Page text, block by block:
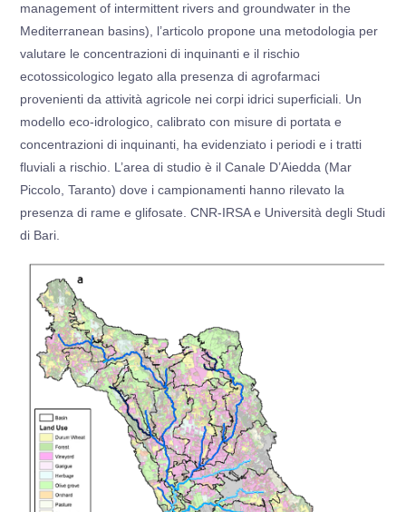
management of intermittent rivers and groundwater in the
Mediterranean basins), l’articolo propone una metodologia per
valutare le concentrazioni di inquinanti e il rischio
ecotossicologico legato alla presenza di agrofarmaci
provenienti da attività agricole nei corpi idrici superficiali. Un
modello eco-idrologico, calibrato con misure di portata e
concentrazioni di inquinanti, ha evidenziato i periodi e i tratti
fluviali a rischio. L’area di studio è il Canale D’Aiedda (Mar
Piccolo, Taranto) dove i campionamenti hanno rilevato la
presenza di rame e glifosate. CNR-IRSA e Università degli Studi
di Bari.